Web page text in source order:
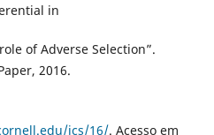
in
of Adverse Selection”.
2016.
ics/16/. Acesso em